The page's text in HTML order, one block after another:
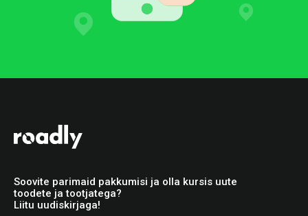
Soovite parimaid pakkumisi ja olla kursis uute
toodete ja tootjatega?
Liitu uudiskirjaga!